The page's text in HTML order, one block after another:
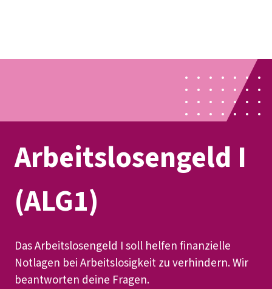
Politik
Arbeitslosen­geld I
(ALG1)
Das Arbeitslosengeld I soll helfen finanzielle
Notlagen bei Arbeitslosigkeit zu verhindern. Wir
beantworten deine Fragen.